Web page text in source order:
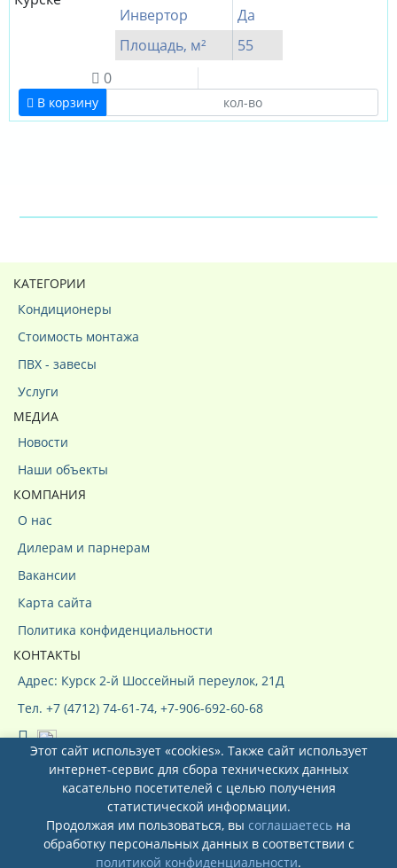
Инвертор
Да
Площадь, м²
55
0
В корзину
КАТЕГОРИИ
Кондиционеры
Стоимость монтажа
ПВХ - завесы
Услуги
МЕДИА
Новости
Наши объекты
КОМПАНИЯ
О нас
Дилерам и парнерам
Вакансии
Карта сайта
Политика конфиденциальности
КОНТАКТЫ
Адрес: Курск 2-й Шоссейный переулок, 21Д
Тел. +7 (4712) 74-61-74, +7-906-692-60-68
Системы кондиционирования ООО
"КурсКлимат"© 2026
Этот сайт использует «cookies». Также сайт использует
интернет-сервис для сбора технических данных
касательно посетителей с целью получения
статистической информации.
Продолжая им пользоваться, вы соглашаетесь на
обработку персональных данных в соответствии с
политикой конфиденциальности.